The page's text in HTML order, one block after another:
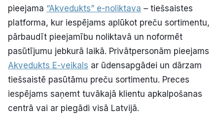
pieejama “Akvedukts” e-noliktava – tiešsaistes
platforma, kur iespējams aplūkot preču sortimentu,
pārbaudīt pieejamību noliktavā un noformēt
pasūtījumu jebkurā laikā. Privātpersonām pieejams
Akvedukts E-veikals ar ūdensapgādei un dārzam
tiešsaistē pasūtāmu preču sortimentu. Preces
iespējams saņemt tuvākajā klientu apkalpošanas
centrā vai ar piegādi visā Latvijā.